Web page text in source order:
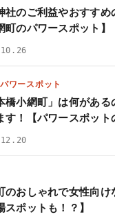
社のご利益やおすすめ
町のパワースポット】
ワースポット
橋小網町」は何があ
す！【パワースポット
のおしゃれで女性向け
スポットも！？】